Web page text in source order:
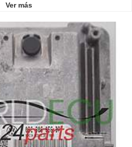
Ver más